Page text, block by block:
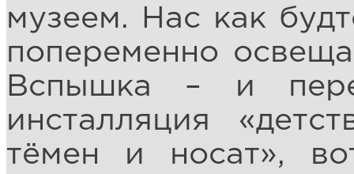
музеем. Нас как
попеременно
Вспышка – и
инсталляция
тёмен и носат»,